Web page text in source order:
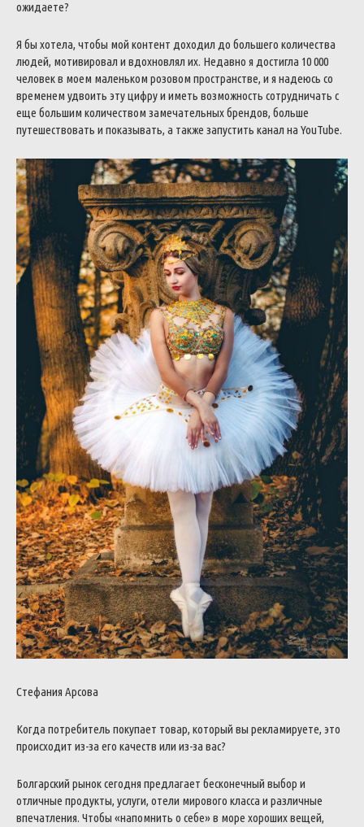
ожидаете?
Я бы хотела, чтобы мой контент доходил до большего количества
людей, мотивировал и вдохновлял их. Недавно я достигла 10 000
человек в моем маленьком розовом пространстве, и я надеюсь со
временем удвоить эту цифру и иметь возможность сотрудничать с
еще большим количеством замечательных брендов, больше
путешествовать и показывать, а также запустить канал на YouTube.
Стефания Арсова
Когда потребитель покупает товар, который вы рекламируете, это
происходит из-за его качеств или из-за вас?
Болгарский рынок сегодня предлагает бесконечный выбор и
отличные продукты, услуги, отели мирового класса и различные
впечатления. Чтобы «напомнить о себе» в море хороших вещей,